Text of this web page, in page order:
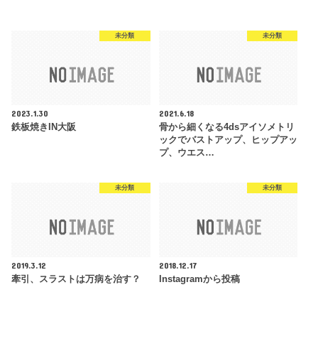
未分類
2023.1.30
鉄板焼きIN大阪
未分類
2021.6.18
骨から細くなる4dsアイソメトリ
ックでバストアップ、ヒップアッ
プ、ウエス…
未分類
2019.3.12
牽引、スラストは万病を治す？
未分類
2018.12.17
Instagramから投稿